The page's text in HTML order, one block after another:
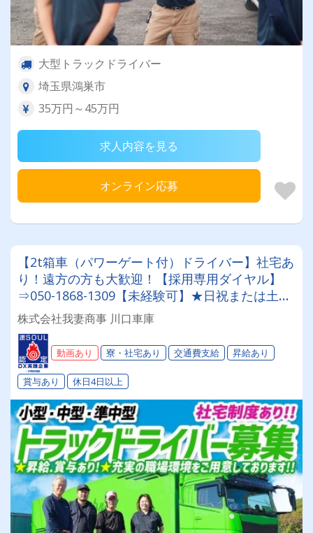
大型トラックドライバー
埼玉県鴻巣市
35万円～45万円
求人内容を見る
オンライン応募
【2t箱車（パワーゲート付）ドライバー】社宅あ
り！遠方の方も大歓迎！【採用専用ダイヤル】
⇒050-1868-1309【未経験可】★日祝または土日
祝日休み★賞与あり★昇給あり★他福利厚生も充
実★★1人1台専属車★業績好調で毎年増車★◎あ
なたに合ったお仕事がここにあります◎
株式会社我妻商事 川口車庫
動画あり 寮・社宅あり 交通費支給 昇給あり
賞与あり 休日4日以上